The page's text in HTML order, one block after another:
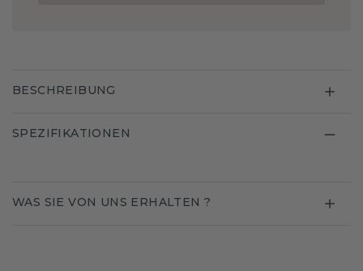
BESCHREIBUNG
SPEZIFIKATIONEN
WAS SIE VON UNS ERHALTEN ?